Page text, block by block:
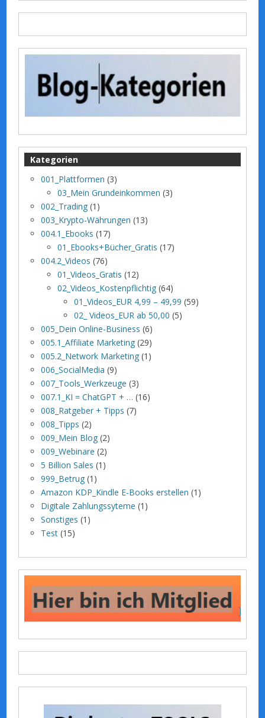
Kategorien
001_Plattformen (3)
03_Mein Grundeinkommen (3)
002_Trading (1)
003_Krypto-Währungen (13)
004.1_Ebooks (17)
01_Ebooks+Bücher_Gratis (17)
004.2_Videos (76)
01_Videos_Gratis (12)
02_Videos_Kostenpflichtig (64)
01_Videos_EUR 4,99 – 49,99 (59)
02_ Videos_EUR ab 50,00 (5)
005_Dein Online-Business (6)
005.1_Affiliate Marketing (29)
005.2_Network Marketing (1)
006_SocialMedia (9)
007_Tools_Werkzeuge (3)
007.1_KI = ChatGPT + … (16)
008_Ratgeber + Tipps (7)
008_Tipps (2)
009_Mein Blog (2)
009_Webinare (2)
5 Billion Sales (1)
999_Betrug (1)
Amazon KDP_Kindle E-Books erstellen (1)
Digitale Zahlungssyteme (1)
Sonstiges (1)
Test (15)